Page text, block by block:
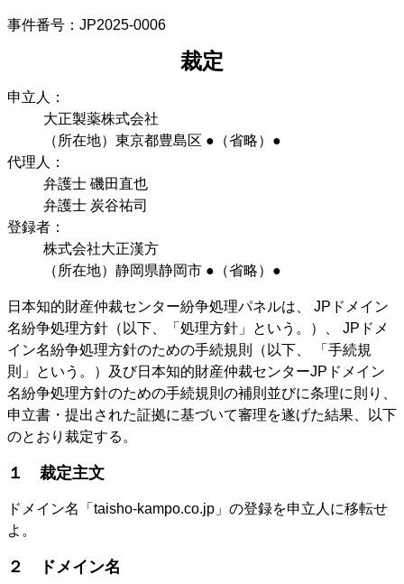
事件番号：JP2025-0006
裁定
申立人：
大正製薬株式会社
（所在地）東京都豊島区 ●（省略）●
代理人：
弁護士 磯田直也
弁護士 炭谷祐司
登録者：
株式会社大正漢方
（所在地）静岡県静岡市 ●（省略）●
日本知的財産仲裁センター紛争処理パネルは、 JPドメイン
名紛争処理方針（以下、「処理方針」という。）、 JPドメ
イン名紛争処理方針のための手続規則（以下、 「手続規
則」という。）及び日本知的財産仲裁センターJPドメイン
名紛争処理方針のための手続規則の補則並びに条理に則り、
申立書・提出された証拠に基づいて審理を遂げた結果、以下
のとおり裁定する。
１ 裁定主文
ドメイン名「taisho-kampo.co.jp」の登録を申立人に移転せ
よ。
２ ドメイン名